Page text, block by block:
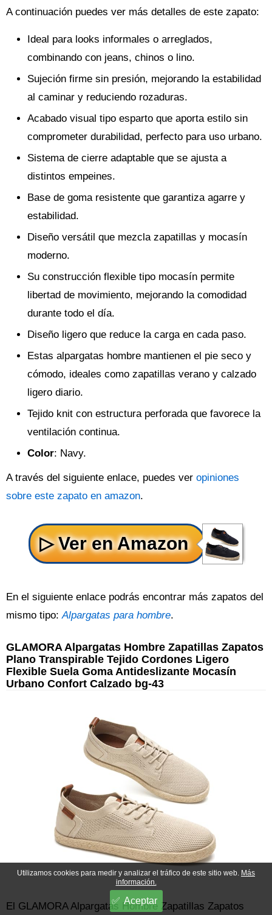
A continuación puedes ver más detalles de este zapato:
Ideal para looks informales o arreglados,
combinando con jeans, chinos o lino.
Sujeción firme sin presión, mejorando la estabilidad
al caminar y reduciendo rozaduras.
Acabado visual tipo esparto que aporta estilo sin
comprometer durabilidad, perfecto para uso urbano.
Sistema de cierre adaptable que se ajusta a
distintos empeines.
Base de goma resistente que garantiza agarre y
estabilidad.
Diseño versátil que mezcla zapatillas y mocasín
moderno.
Su construcción flexible tipo mocasín permite
libertad de movimiento, mejorando la comodidad
durante todo el día.
Diseño ligero que reduce la carga en cada paso.
Estas alpargatas hombre mantienen el pie seco y
cómodo, ideales como zapatillas verano y calzado
ligero diario.
Tejido knit con estructura perforada que favorece la
ventilación continua.
Color: Navy.
A través del siguiente enlace, puedes ver opiniones
sobre este zapato en amazon.
En el siguiente enlace podrás encontrar más zapatos del
mismo tipo:Alpargatas para hombre.
GLAMORA Alpargatas Hombre Zapatillas Zapatos
Plano Transpirable Tejido Cordones Ligero
Flexible Suela Goma Antideslizante Mocasín
Urbano Confort Calzado bg-43
El GLAMORA Alpargatas Hombre Zapatillas Zapatos
Utilizamos cookies para medir y analizar el tráfico de este sitio web. Más
información.
Aceptar